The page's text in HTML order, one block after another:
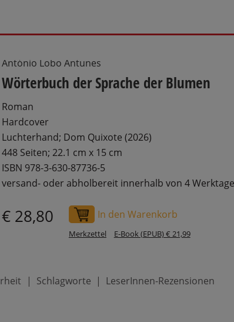
António Lobo Antunes
Wörterbuch der Sprache der Blumen
Roman
Hardcover
Luchterhand; Dom Quixote (2026)
448 Seiten; 22.1 cm x 15 cm
ISBN 978-3-630-87736-5
versand- oder abholbereit innerhalb von 4
€ 28,80 In den Warenkorb
Merkzettel E-Book (EPUB) € 21,99
Schlagworte LeserInnen-Rezensionen